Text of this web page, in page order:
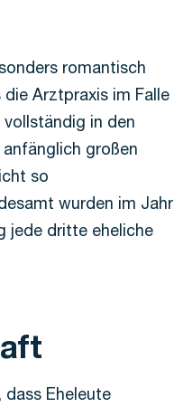
romantisch
die Arztpraxis im Falle
in den
großen
so
wurden im Jahr
jede dritte eheliche
dass Eheleute